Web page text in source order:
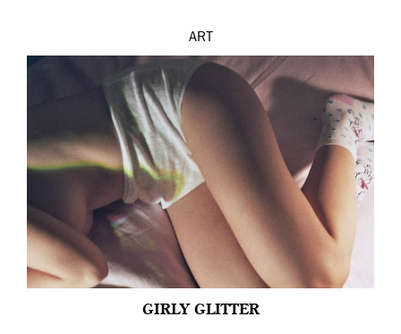
ART
GIRLY GLITTER